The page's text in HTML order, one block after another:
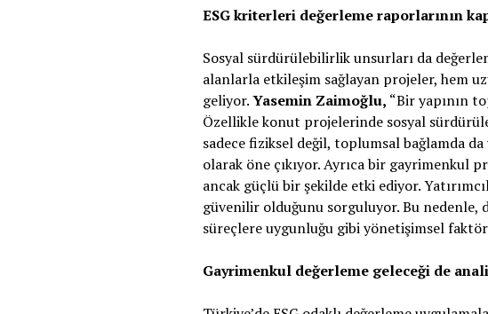
ESG kriterleri değerleme raporlarının
Sosyal sürdürülebilirlik unsurları da
alanlarla etkileşim sağlayan projeler, hem
geliyor.Yasemin Zaimoğlu, “Bir yapının
Özellikle konut projelerinde sosyal
sadece fiziksel değil, toplumsal bağlamda
olarak öne çıkıyor. Ayrıca bir gayrimenkul
ancak güçlü bir şekilde etki ediyor.
güvenilir olduğunu sorguluyor. Bu nedenle,
süreçlere uygunluğu gibi yönetişimsel
Gayrimenkul değerleme geleceği de